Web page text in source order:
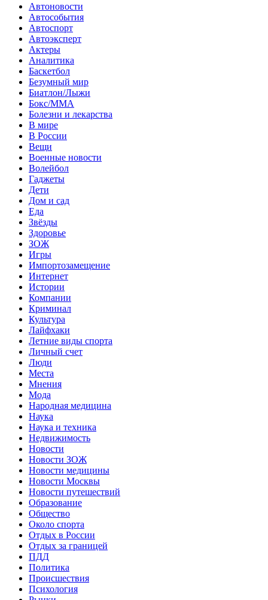
Автоновости
Автособытия
Автоспорт
Автоэксперт
Актеры
Аналитика
Баскетбол
Безумный мир
Биатлон/Лыжи
Бокс/MMA
Болезни и лекарства
В мире
В России
Вещи
Военные новости
Волейбол
Гаджеты
Дети
Дом и сад
Еда
Звёзды
Здоровье
ЗОЖ
Игры
Импортозамещение
Интернет
Истории
Компании
Криминал
Культура
Лайфхаки
Летние виды спорта
Личный счет
Люди
Места
Мнения
Мода
Народная медицина
Наука
Наука и техника
Недвижимость
Новости
Новости ЗОЖ
Новости медицины
Новости Москвы
Новости путешествий
Образование
Общество
Около спорта
Отдых в России
Отдых за границей
ПДД
Политика
Происшествия
Психология